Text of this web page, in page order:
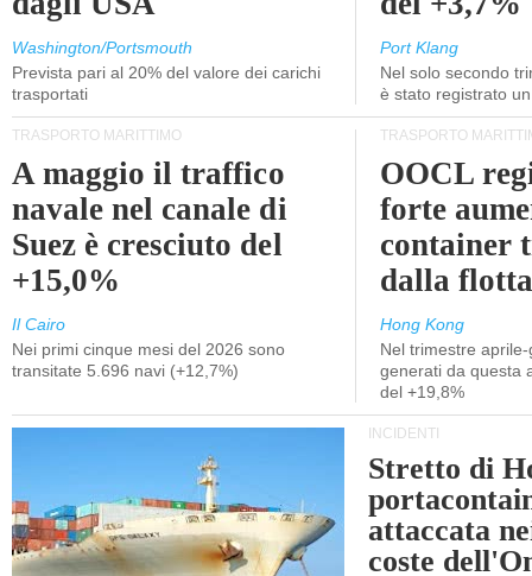
Washington/Portsmouth
Prevista pari al 20% del valore dei carichi
trasportati
Port Klang
Nel solo secondo
è stato registrato
TRASPORTO MARITTIMO
A maggio il traffico
navale nel canale di
Suez è cresciuto del
+15,0%
Il Cairo
Nei primi cinque mesi del 2026 sono
transitate 5.696 navi (+12,7%)
TRASPORTO
OOCL
forte
container
dalla
Hong Kong
Nel trimestre
generati da questa
del +19,8%
INCIDENTI
Stretto di
attaccata
coste